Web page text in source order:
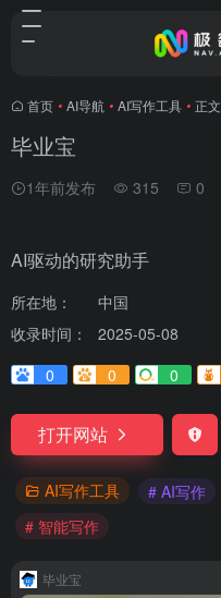
首页 • AI导航 • AI写作工具 • 正文
毕业宝
1年前发布 315 0
AI驱动的研究助手
所在地：
中国
收录时间：
2025-05-08
0
0 0
打开网站
AI写作工具 # AI写作
# 智能写作
毕业宝